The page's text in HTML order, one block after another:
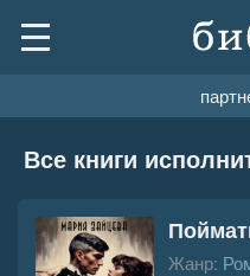
Все книги
Жанр: